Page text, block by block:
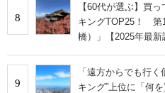
8
【60代が選ぶ】買
キングTOP25！ 第
橋）」【2025年最新
9
「遠方からでも行
キング”上位に「何